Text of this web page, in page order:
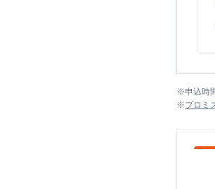
※申込時
※プロミ